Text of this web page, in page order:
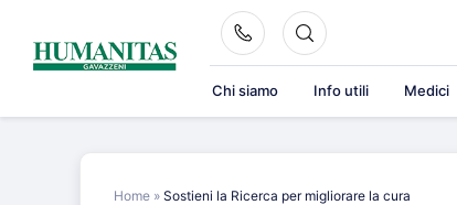
content
Chi siamo Info utili Medici
Home » Sostieni la Ricerca per migliorare la cura